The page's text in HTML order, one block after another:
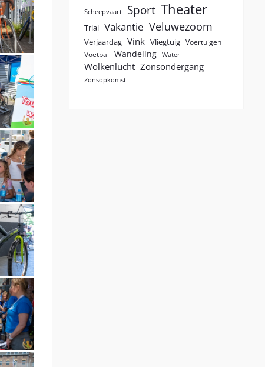
Scheepvaart Sport Theater
Trial Vakantie Veluwezoom
Verjaardag Vink Vliegtuig Voertuigen
Voetbal
Wandeling Water
Wolkenlucht Zonsondergang
Zonsopkomst